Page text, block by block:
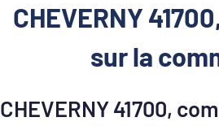
CHEVERNY
sur la
CHEVERNY 41700,